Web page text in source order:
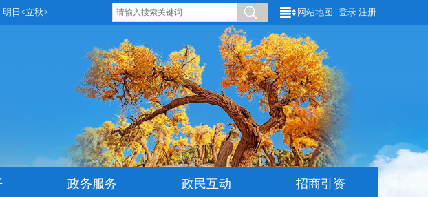
日<立秋> 网站地图 登录 注册
政务服务 政民互动 招商引资